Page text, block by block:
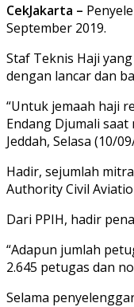
CekJakarta –
September 2019.
Staf Teknis Haji
dengan lancar dan
“Untuk jemaah haji
Endang Djumali
Jeddah, Selasa (10/
Hadir, sejumlah
Authority Civil
Dari PPIH, hadir
“Adapun jumlah
2.645 petugas dan
Selama